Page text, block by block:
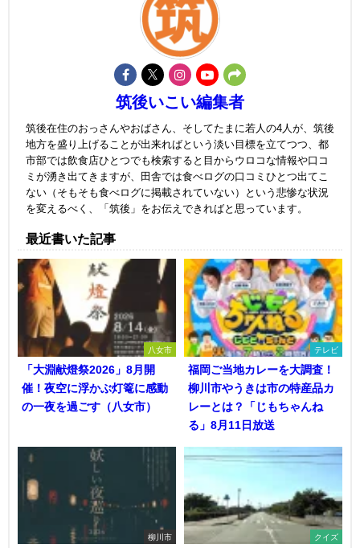
筑後いこい編集者
筑後在住のおっさんやおばさん、そしてたまに若人の4人が、筑後
地方を盛り上げることが出来ればという淡い目標を立てつつ、都
市部では飲食店ひとつでも検索すると目からウロコな情報や口コ
ミが湧き出てきますが、田舎では食べログの口コミひとつ出てこ
ない（そもそも食べログに掲載されていない）という悲惨な状況
を変えるべく、「筑後」をお伝えできればと思っています。
最近書いた記事
八女市
「大淵献燈祭2026」8月開
催！夜空に浮かぶ灯篭に感動
の一夜を過ごす（八女市）
テレビ
福岡ご当地カレーを大調査！
柳川市やうきは市の特産品カ
レーとは？「じもちゃんね
る」8月11日放送
柳川市 クイズ